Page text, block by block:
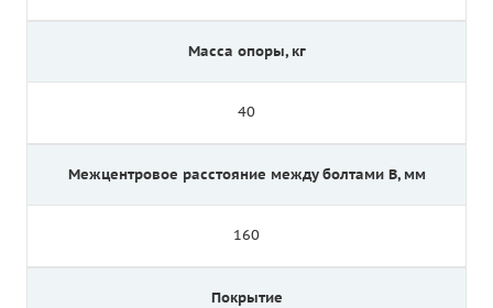
Масса опоры, кг
40
Межцентровое расстояние между болтами B, мм
160
Покрытие